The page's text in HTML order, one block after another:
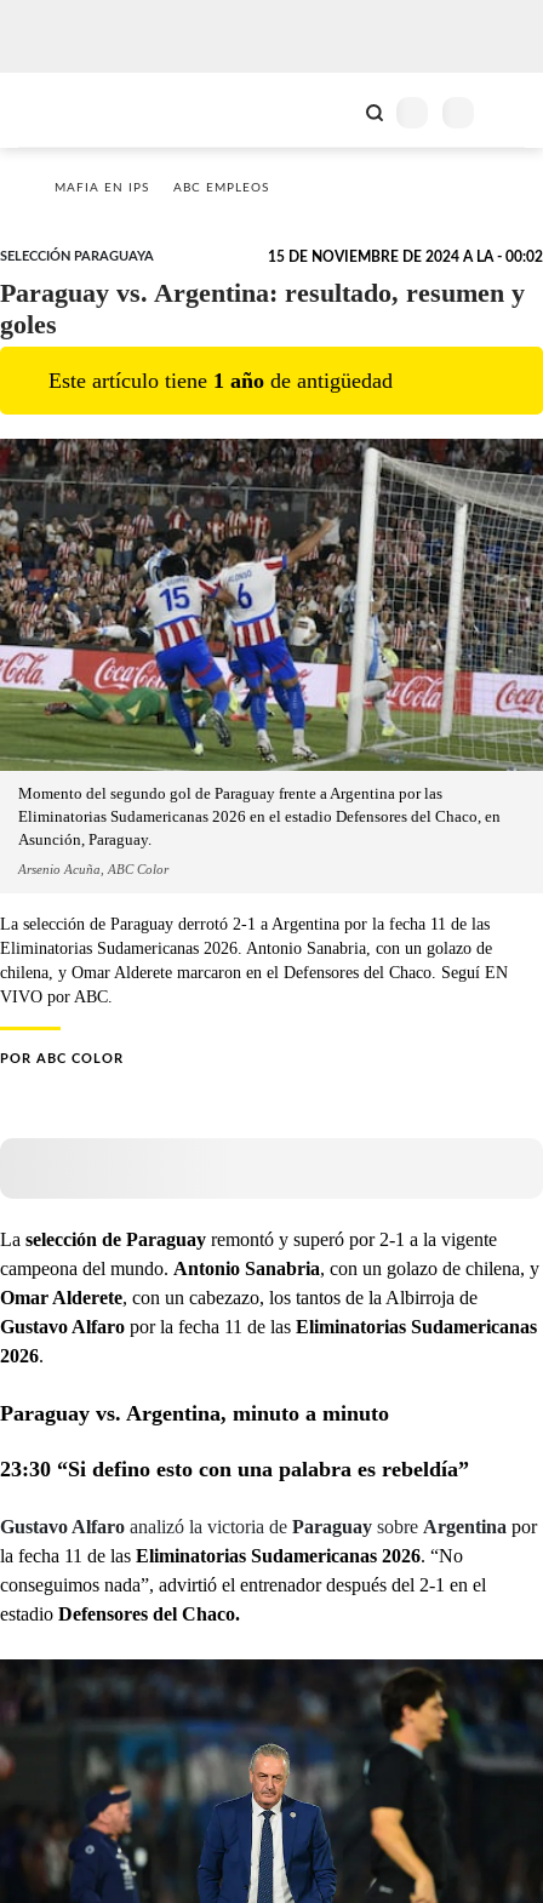
MAFIA EN IPS ABC EMPLEOS
SELECCIÓN PARAGUAYA 15 DE NOVIEMBRE DE 2024 A LA - 00:02
Paraguay vs. Argentina: resultado, resumen y
goles
Este artículo tiene 1 año de antigüedad
Momento del segundo gol de Paraguay frente a Argentina por las
Eliminatorias Sudamericanas 2026 en el estadio Defensores del Chaco, en
Asunción, Paraguay.
Arsenio Acuña, ABC Color
La selección de Paraguay derrotó 2-1 a Argentina por la fecha 11 de las
Eliminatorias Sudamericanas 2026. Antonio Sanabria, con un golazo de
chilena, y Omar Alderete marcaron en el Defensores del Chaco. Seguí EN
VIVO por ABC.
POR ABC COLOR
La selección de Paraguay remontó y superó por 2-1 a la vigente
campeona del mundo. Antonio Sanabria, con un golazo de chilena, y
Omar Alderete, con un cabezazo, los tantos de la Albirroja de
Gustavo Alfaro por la fecha 11 de las Eliminatorias Sudamericanas
2026.
Paraguay vs. Argentina, minuto a minuto
23:30 “Si defino esto con una palabra es rebeldía”
Gustavo Alfaro analizó la victoria de Paraguay sobre Argentina por
la fecha 11 de las Eliminatorias Sudamericanas 2026. “No
conseguimos nada”, advirtió el entrenador después del 2-1 en el
estadio Defensores del Chaco.